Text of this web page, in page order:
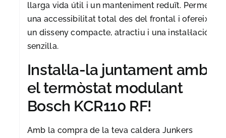
llarga vida útil i un manteniment reduït. Permet
una accessibilitat total des del frontal i ofereix
un disseny compacte, atractiu i una instal·lació
senzilla.
Instal·la-la juntament amb
el termòstat modulant
Bosch KCR110 RF!
Amb la compra de la teva caldera Junkers